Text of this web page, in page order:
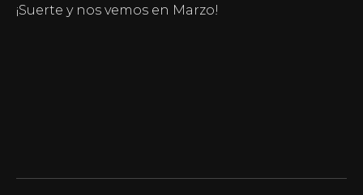
¡Suerte y nos vemos en Marzo!